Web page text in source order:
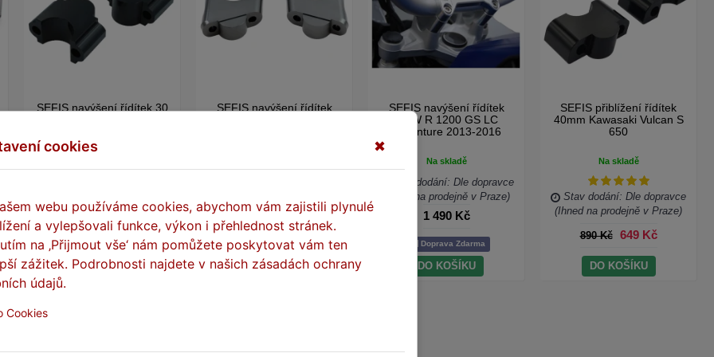
SEFIS navýšení řídítek 30
Na skladě
(Ihned na prodejně v Praze)
749 Kč 549 Kč
DO KOŠÍKU
SEFIS navýšení řídítek
Stav dodání: Dle dopravce
749 Kč
DO KOŠÍKU
SEFIS navýšení řídítek
BMW R 1200 GS LC
Adventure 2013-2016
Na skladě
Stav dodání: Dle dopravce
(Ihned na prodejně v Praze)
1 490 Kč
Doprava Zdarma
DO KOŠÍKU
SEFIS přiblížení řídítek
40mm Kawasaki Vulcan S
650
Na skladě
Stav dodání: Dle dopravce
(Ihned na prodejně v Praze)
890 Kč 649 Kč
DO KOŠÍKU
cookies ✖
webu používáme cookies, abychom vám zajistili plynulé
a vylepšovali funkce, výkon i přehlednost stránek.
na ‚Přijmout vše‘ nám pomůžete poskytovat vám ten
zážitek. Podrobnosti najdete v našich zásadách ochrany
údajů.
Cookies